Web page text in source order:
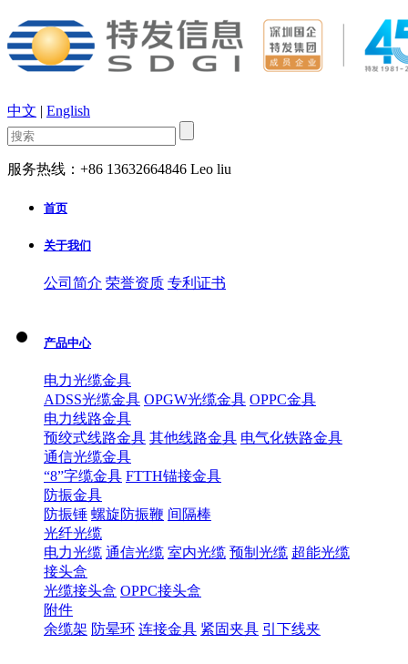
中文 | English
服务热线：+86 13632664846 Leo liu
首页
关于我们
公司简介 荣誉资质 专利证书
产品中心
电力光缆金具
ADSS光缆金具 OPGW光缆金具 OPPC金具
电力线路金具
预绞式线路金具 其他线路金具 电气化铁路金具
通信光缆金具
“8”字缆金具 FTTH锚接金具
防振金具
防振锤 螺旋防振鞭 间隔棒
光纤光缆
电力光缆 通信光缆 室内光缆 预制光缆 超能光缆
接头盒
光缆接头盒 OPPC接头盒
附件
余缆架 防晕环 连接金具 紧固夹具 引下线夹